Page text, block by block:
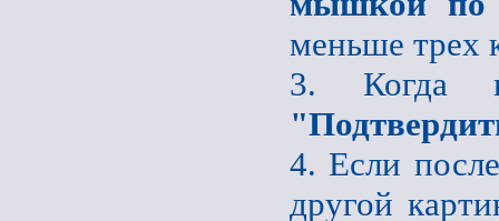
меньше трех
3. Когда
4. Если
другой